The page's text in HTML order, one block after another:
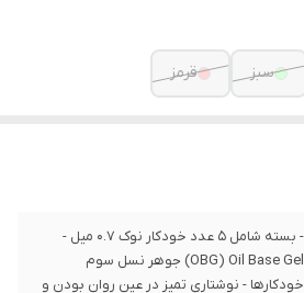
سبز قرمز
- بسته شامل 5 عدد خودکار نوک 0.7 میل -
OBG) Oil Base Gel) جوهر نسل سوم
خودکارها - نوشتاری تمیز در عین روان بودن و